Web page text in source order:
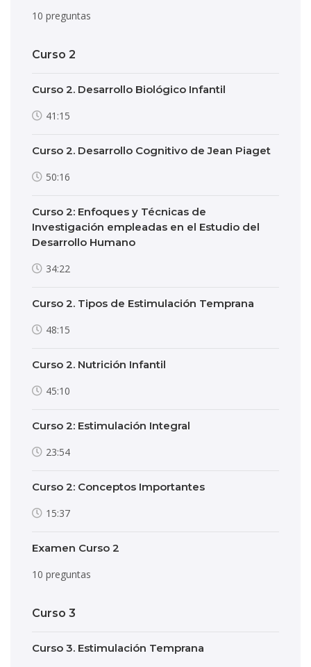
10 preguntas
Curso 2
Curso 2. Desarrollo Biológico Infantil
41:15
Curso 2. Desarrollo Cognitivo de Jean Piaget
50:16
Curso 2: Enfoques y Técnicas de
Investigación empleadas en el Estudio del
Desarrollo Humano
34:22
Curso 2. Tipos de Estimulación Temprana
48:15
Curso 2. Nutrición Infantil
45:10
Curso 2: Estimulación Integral
23:54
Curso 2: Conceptos Importantes
15:37
Examen Curso 2
10 preguntas
Curso 3
Curso 3. Estimulación Temprana